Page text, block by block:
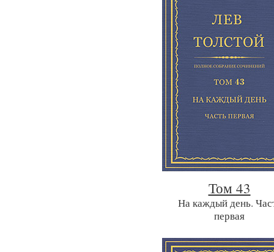
Том 43
На каждый день.
первая